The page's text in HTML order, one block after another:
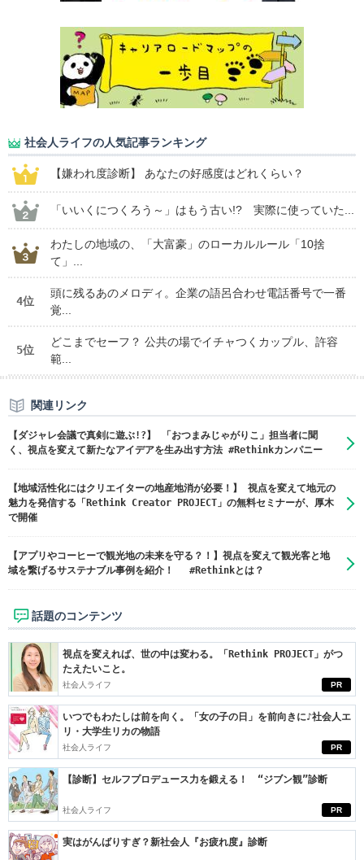
社会人ライフの人気記事ランキング
【嫌われ度診断】 あなたの好感度はどれくらい？
「いいくにつくろう～」はもう古い!? 実際に使っていた...
わたしの地域の、「大富豪」のローカルルール「10捨
て」...
4位
頭に残るあのメロディ。企業の語呂合わせ電話番号で一番
覚...
5位
どこまでセーフ？ 公共の場でイチャつくカップル、許容
範...
関連リンク
【ダジャレ会議で真剣に遊ぶ!?】 「おつまみじゃがりこ」担当者に聞
く、視点を変えて新たなアイデアを生み出す方法 #Rethinkカンパニー
【地域活性化にはクリエイターの地産地消が必要！】 視点を変えて地元の
魅力を発信する「Rethink Creator PROJECT」の無料セミナーが、厚木
で開催
【アプリやコーヒーで観光地の未来を守る？！】視点を変えて観光客と地
域を繋げるサステナブル事例を紹介！ #Rethinkとは？
話題のコンテンツ
PR
視点を変えれば、世の中は変わる。「Rethink PROJECT」がつ
たえたいこと。
社会人ライフ
PR
いつでもわたしは前を向く。「女の子の日」を前向きに♪社会人エ
リ・大学生リカの物語
社会人ライフ
PR
【診断】セルフプロデュース力を鍛える！ “ジブン観”診断
社会人ライフ
実はがんばりすぎ？新社会人『お疲れ度』診断